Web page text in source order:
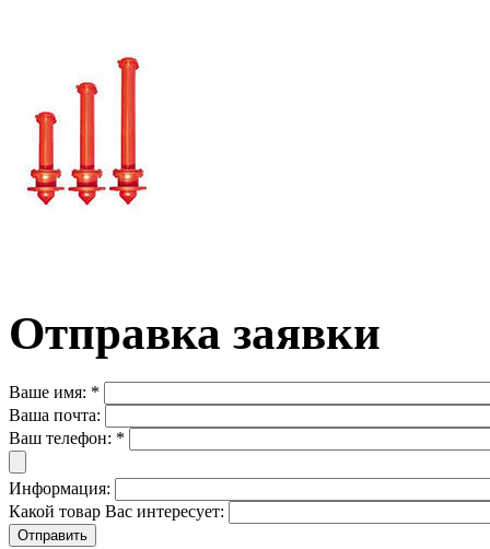
Отправка заявки
Ваше имя: *
Ваша почта:
Ваш телефон: *
Информация:
Какой товар Вас интересует: